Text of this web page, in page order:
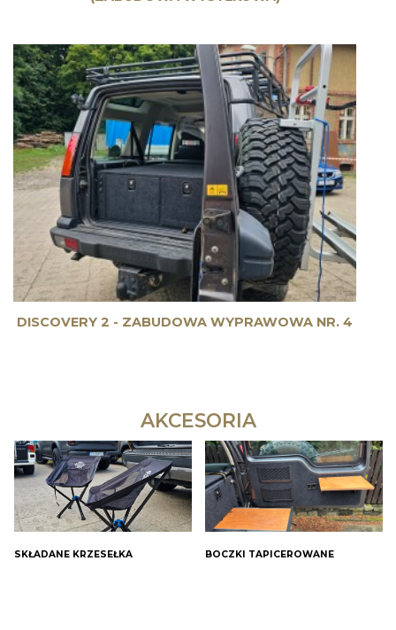
DISCOVERY 2 - ZABUDOWA WYPRAWOWA NR. 4
AKCESORIA
SKŁADANE KRZESEŁKA BOCZKI TAPICEROWANE